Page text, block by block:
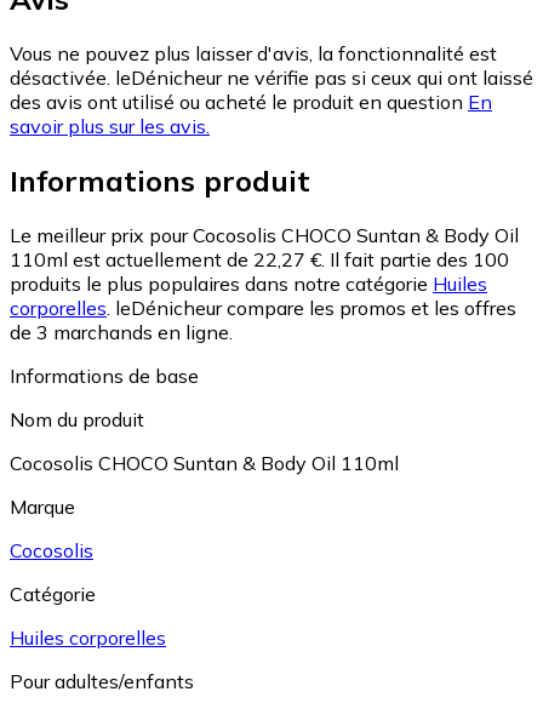
Vous ne pouvez plus laisser d'avis, la fonctionnalité est
désactivée. leDénicheur ne vérifie pas si ceux qui ont laissé
des avis ont utilisé ou acheté le produit en question En
savoir plus sur les avis.
Informations produit
Le meilleur prix pour Cocosolis CHOCO Suntan & Body Oil
110ml est actuellement de 22,27 €. Il fait partie des 100
produits le plus populaires dans notre catégorie Huiles
corporelles. leDénicheur compare les promos et les offres
de 3 marchands en ligne.
Informations de base
Nom du produit
Cocosolis CHOCO Suntan & Body Oil 110ml
Marque
Cocosolis
Catégorie
Huiles corporelles
Pour adultes/enfants